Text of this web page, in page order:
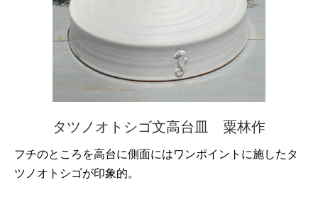
タツノオトシゴ文高台皿 粟林作
フチのところを高台に側面にはワンポイントに施したタ
ツノオトシゴが印象的。